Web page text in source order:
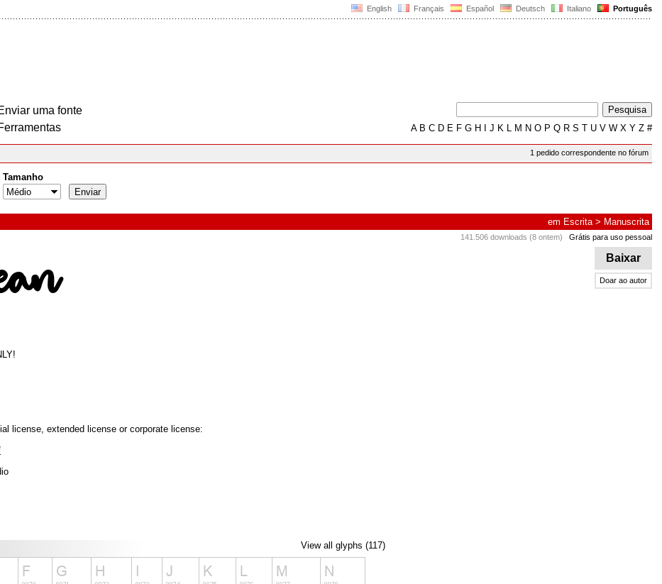
English Français Español Deutsch Italiano Português
uma fonte
AB C D E F G H J K L M N O P Q R S T U V W X Y Z #
1 pedido correspondente no fórum
Tamanho
em Escrita> Manuscrita
141.506 downloads (8 ontem) Grátis para uso pessoal
Baixar
Doar ao autor
license, extended license or corporate license:
View all glyphs (117)